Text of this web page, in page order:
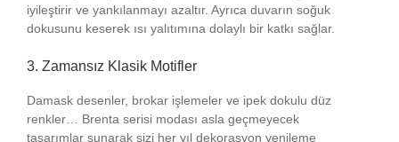
iyileştirir ve yankılanmayı azaltır. Ayrıca duvarın soğuk
dokusunu keserek ısı yalıtımına dolaylı bir katkı sağlar.
3. Zamansız Klasik Motifler
Damask desenler, brokar işlemeler ve ipek dokulu düz
renkler… Brenta serisi modası asla geçmeyecek
tasarımlar sunarak sizi her yıl dekorasyon yenileme